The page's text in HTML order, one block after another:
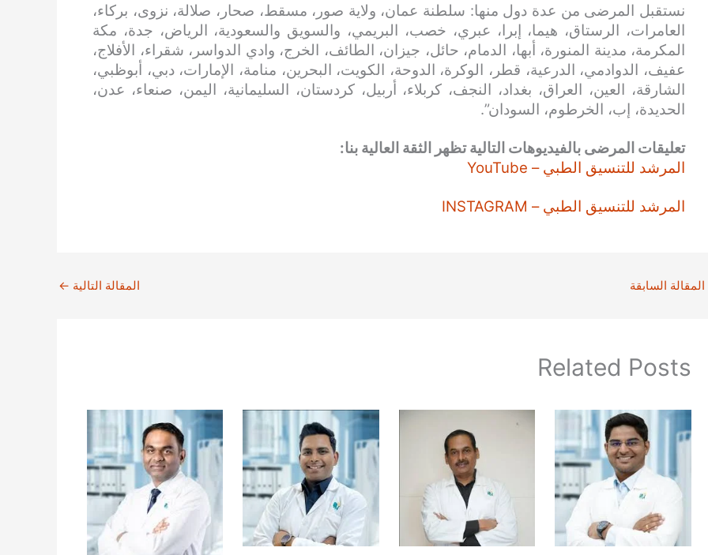
نستقبل المرضى من عدة دول منها: سلطنة عمان، ولاية صور، مسقط، صحار، صلالة، نزوى، بركاء،
العامرات، الرستاق، هيما، إبرا، عبري، خصب، البريمي، والسويق والسعودية، الرياض، جدة، مكة
المكرمة، مدينة المنورة، أبها، الدمام، حائل، جيزان، الطائف، الخرج، وادي الدواسر، شقراء، الأفلاج،
عفيف، الدوادمي، الدرعية، قطر، الوكرة، الدوحة، الكويت، البحرين، منامة، الإمارات، دبي، أبوظبي،
الشارقة، العين، العراق، بغداد، النجف، كربلاء، أربيل، كردستان، السليمانية، اليمن، صنعاء، عدن،
الحديدة، إب، الخرطوم، السودان”.
تعليقات المرضى بالفيديوهات التالية تظهر الثقة العالية بنا:
المرشد للتنسيق الطبي – YouTube
المرشد للتنسيق الطبي – INSTAGRAM
المقالة السابقة المقالة التالية ←
Related Posts